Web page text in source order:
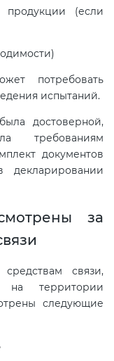
(если
потребовать
испытаний.
достоверной,
требованиям
документов
декларировании
за
связи,
на территории
следующие